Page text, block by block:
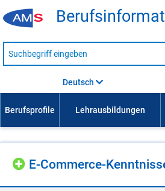
Suche
nach
Deutsch
E-Com­mer­ce-